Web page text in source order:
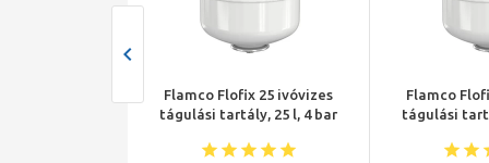
Flamco Flofix 25 ivóvizes
tágulási tartály, 25 l, 4 bar
Flamco
tágulási